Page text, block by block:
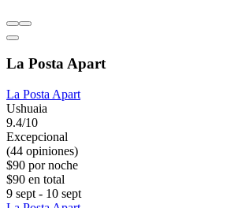
La Posta Apart
La Posta Apart
Ushuaia
9.4/10
Excepcional
(44 opiniones)
$90 por noche
$90 en total
9 sept - 10 sept